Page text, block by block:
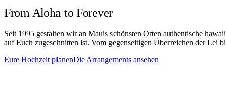
From Aloha to Forever
Seit 1995 gestalten wir an Mauis schönsten Orten authentische
auf Euch zugeschnitten ist. Vom gegenseitigen Überreichen der Lei
Eure Hochzeit planenDie Arrangements ansehen